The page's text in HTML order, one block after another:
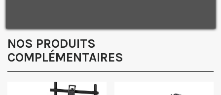
NOS PRODUITS
COMPLÉMENTAIRES
J'accepte de recevoir des SMS de la part de la marque.
Obtenir mon code promo.